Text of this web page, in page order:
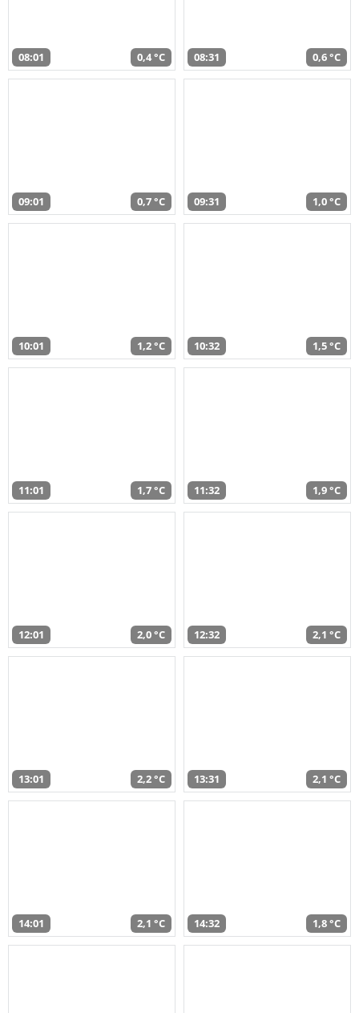
08:01 0,4 °C 08:31 0,6 °C
09:01 0,7 °C 09:31 1,0 °C
10:01 1,2 °C 10:32 1,5 °C
11:01 1,7 °C 11:32 1,9 °C
12:01 2,0 °C 12:32 2,1 °C
13:01 2,2 °C 13:31 2,1 °C
14:01 2,1 °C 14:32 1,8 °C